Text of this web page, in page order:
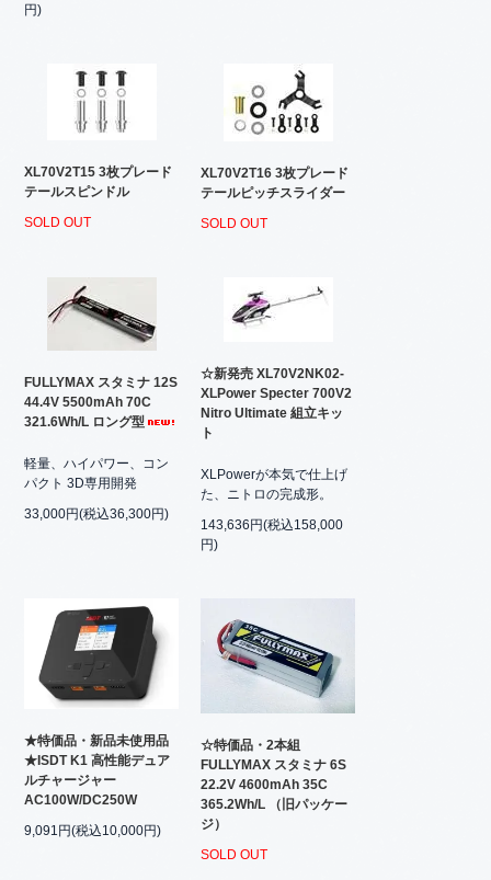
円)
XL70V2T15 3枚プレード
テールスピンドル
SOLD OUT
XL70V2T16 3枚プレード
テールピッチスライダー
SOLD OUT
FULLYMAX スタミナ 12S
44.4V 5500mAh 70C
321.6Wh/L ロング型
軽量、ハイパワー、コン
パクト 3D専用開発
33,000円(税込36,300円)
☆新発売 XL70V2NK02-
XLPower Specter 700V2
Nitro Ultimate 組立キッ
ト
XLPowerが本気で仕上げ
た、ニトロの完成形。
143,636円(税込158,000
円)
★特価品・新品未使用品
★ISDT K1 高性能デュア
ルチャージャー
AC100W/DC250W
9,091円(税込10,000円)
☆特価品・2本組
FULLYMAX スタミナ 6S
22.2V 4600mAh 35C
365.2Wh/L （旧パッケー
ジ）
SOLD OUT